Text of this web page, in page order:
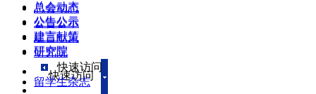
总会动态
公告公示
建言献策
研究院
快速访问
总会动态
公告公示
建言献策
研究院
快速访问
留学生杂志